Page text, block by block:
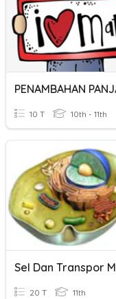
10 T 10th - 11th
20 T 11th